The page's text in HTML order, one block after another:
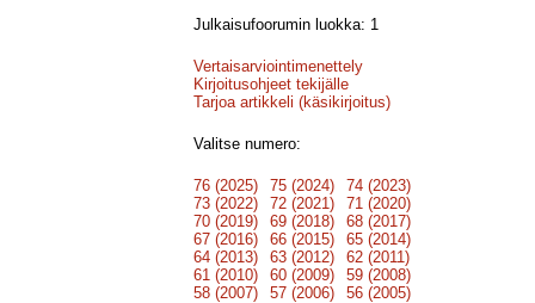
Julkaisufoorumin luokka: 1
Vertaisarviointimenettely
Kirjoitusohjeet tekijälle
Tarjoa artikkeli (käsikirjoitus)
Valitse numero:
76 (2025) 75 (2024)
74 (2023)
73 (2022)
72 (2021)
71 (2020)
70 (2019)
69 (2018)
68 (2017)
67 (2016)
66 (2015)
65 (2014)
64 (2013)
63 (2012)
62 (2011)
61 (2010)
60 (2009)
59 (2008)
58 (2007)
57 (2006)
56 (2005)